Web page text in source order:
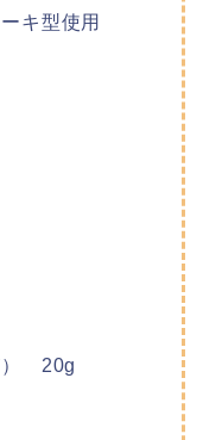
キ型使用
） 20g